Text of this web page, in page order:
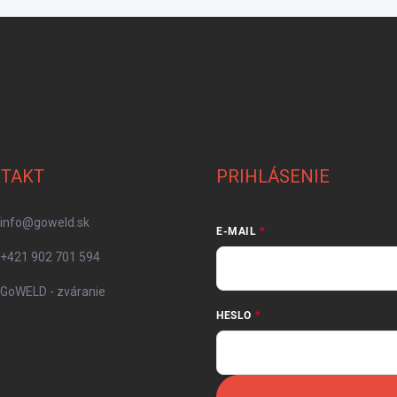
info@goweld.sk
+421 902 701 594
GoWELD - zváranie
PRIHLÁSENIE
E-MAIL
HESLO